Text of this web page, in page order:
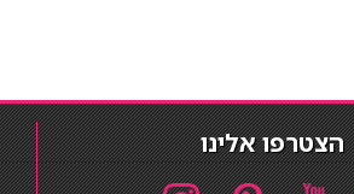
הצטרפו אלינו